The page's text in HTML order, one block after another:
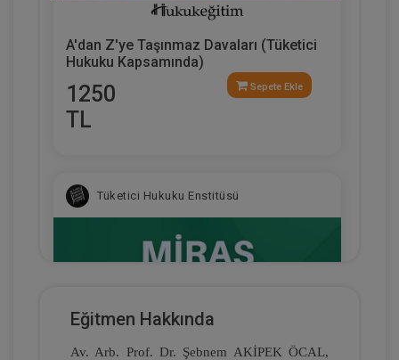
A'dan Z'ye Taşınmaz Davaları (Tüketici
Hukuku Kapsamında)
1250
TL
Sepete Ekle
Tüketici Hukuku Enstitüsü
Eğitmen Hakkında
Av. Arb. Prof. Dr. Şebnem AKİPEK ÖCAL,